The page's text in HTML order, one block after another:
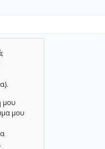
μου
μου